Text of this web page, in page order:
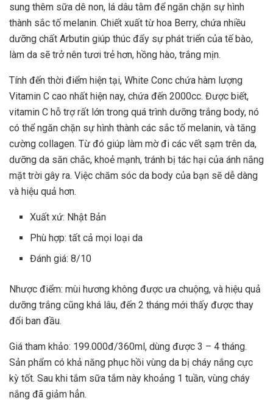
sung thêm sữa dê non, lá dâu tằm để ngăn chặn sự hình
thành sắc tố melanin. Chiết xuất từ hoa Berry, chứa nhiều
dưỡng chất Arbutin giúp thúc đẩy sự phát triển của tế bào,
làm da sẽ trở nên tươi trẻ hơn, hồng hào, trắng mịn.
Tính đến thời điểm hiện tại, White Conc chứa hàm lượng
Vitamin C cao nhất hiện nay, chứa đến 2000cc. Được biết,
vitamin C hỗ trợ rất lớn trong quá trình dưỡng trắng body, nó
có thể ngăn chặn sự hình thành các sắc tố melanin, và tăng
cường collagen. Từ đó giúp làm mờ đi các vết sạm trên da,
dưỡng da săn chắc, khoẻ mạnh, tránh bị tác hại của ánh nắng
mặt trời gây ra. Việc chăm sóc da body của bạn sẽ dễ dàng
và hiệu quả hơn.
Xuất xứ: Nhật Bản
Phù hợp: tất cả mọi loại da
Đánh giá: 8/10
Nhược điểm: mùi hương không được ưa chuộng, và hiệu quả
dưỡng trắng cũng khá lâu, đến 2 tháng mới thấy được thay
đổi ban đầu.
Giá tham khảo: 199.000đ/360ml, dùng được 3 – 4 tháng.
Sản phẩm có khả năng phục hồi vùng da bị cháy nắng cực
kỳ tốt. Sau khi tắm sữa tắm này khoảng 1 tuần, vùng cháy
nắng đã giảm hẳn.